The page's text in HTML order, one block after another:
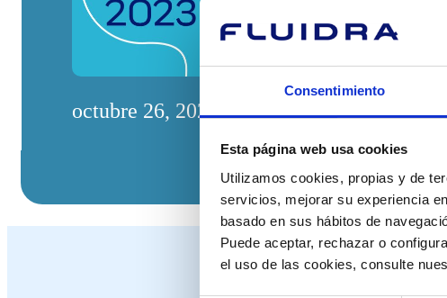
Consentimiento
Esta página web usa cookies
Utilizamos cookies, propias y de
servicios, mejorar su experiencia
basado en sus hábitos de
Puede aceptar, rechazar o
el uso de las cookies, consulte
octubre 26, 2023